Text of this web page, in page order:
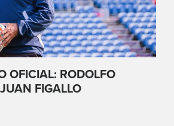
OFICIAL: RODOLFO
FIGALLO